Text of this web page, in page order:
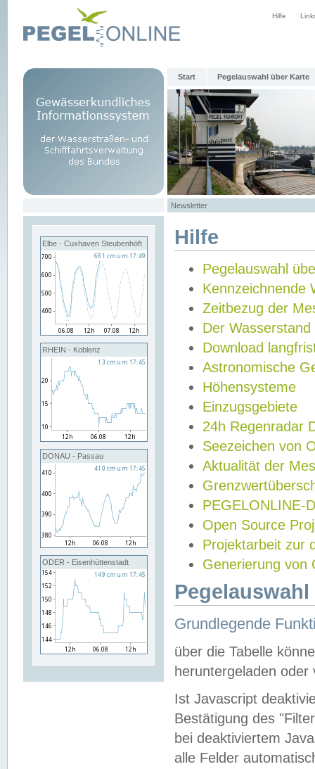
Hilfe
Start Pegelauswahl über Karte
Newsletter
Elbe - Cuxhaven Steubenhöft
RHEIN - Koblenz
DONAU - Passau
ODER - Eisenhüttenstadt
Hilfe
Pegelauswahl
Kennzeichnende
Zeitbezug der
Der Wasserstand
Download
Astronomische
Höhensysteme
Einzugsgebiete
24h Regenradar
Seezeichen von
Aktualität der
PEGELONLINE-
Open Source
Projektarbeit zur
Generierung von
Grundlegende
über die Tabelle
heruntergeladen oder
Ist Javascript
Bestätigung des
bei deaktiviertem
alle Felder